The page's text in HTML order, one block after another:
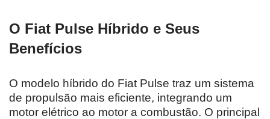
O Fiat Pulse Híbrido e Seus
Benefícios
O modelo híbrido do Fiat Pulse traz um sistema
de propulsão mais eficiente, integrando um
motor elétrico ao motor a combustão. O principal